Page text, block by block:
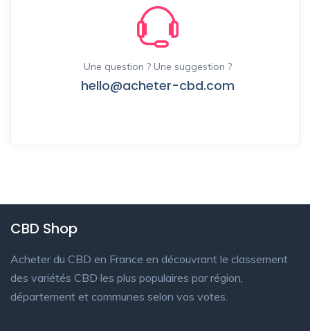
Une question ? Une suggestion ?
hello@acheter-cbd.com
CBD Shop
Acheter du CBD en France en découvrant le classement
des variétés CBD les plus populaires par région,
département et communes selon vos votes.